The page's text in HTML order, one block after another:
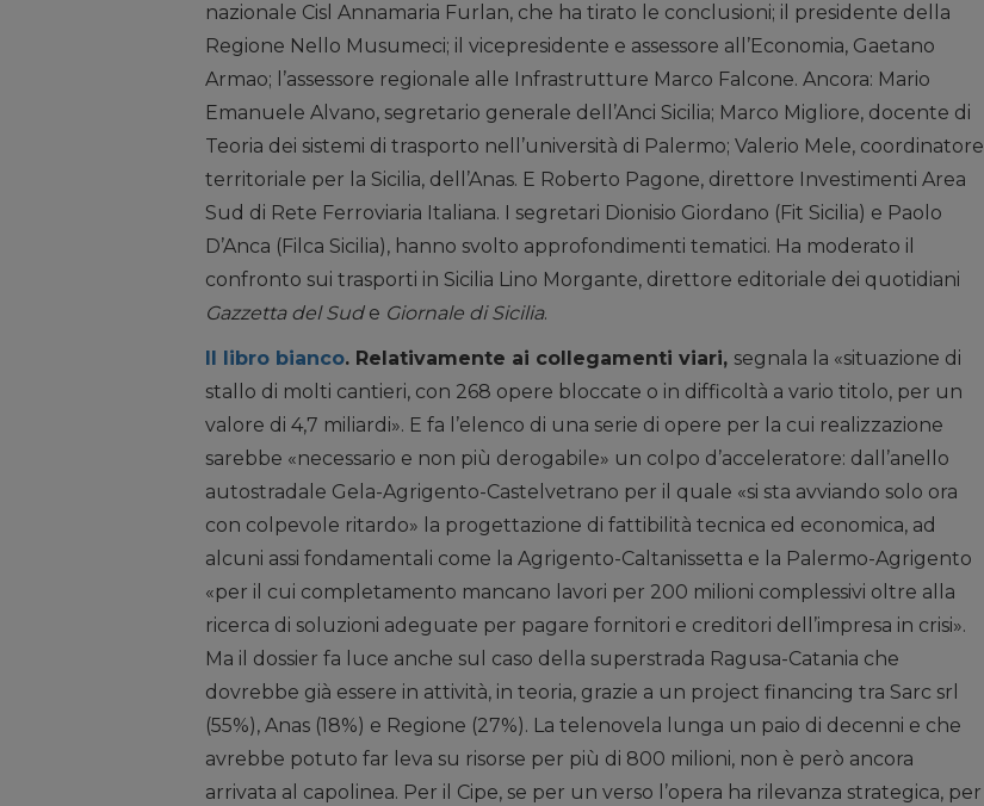
nazionale Cisl Annamaria Furlan, che ha tirato le conclusioni; il presidente della
Regione Nello Musumeci; il vicepresidente e assessore all’Economia, Gaetano
Armao; l’assessore regionale alle Infrastrutture Marco Falcone. Ancora: Mario
Emanuele Alvano, segretario generale dell’Anci Sicilia; Marco Migliore, docente di
Teoria dei sistemi di trasporto nell’università di Palermo; Valerio Mele, coordinatore
territoriale per la Sicilia, dell’Anas. E Roberto Pagone, direttore Investimenti Area
Sud di Rete Ferroviaria Italiana. I segretari Dionisio Giordano (Fit Sicilia) e Paolo
D’Anca (Filca Sicilia), hanno svolto approfondimenti tematici. Ha moderato il
confronto sui trasporti in Sicilia Lino Morgante, direttore editoriale dei quotidiani
Gazzetta del Sude Giornale di Sicilia.
Il libro bianco. Relativamente ai collegamenti viari, segnala la «situazione di
stallo di molti cantieri, con 268 opere bloccate o in difficoltà a vario titolo, per un
valore di 4,7 miliardi». E fa l’elenco di una serie di opere per la cui realizzazione
sarebbe «necessario e non più derogabile» un colpo d’acceleratore: dall’anello
autostradale Gela-Agrigento-Castelvetrano per il quale «si sta avviando solo ora
con colpevole ritardo» la progettazione di fattibilità tecnica ed economica, ad
alcuni assi fondamentali come la Agrigento-Caltanissetta e la Palermo-Agrigento
«per il cui completamento mancano lavori per 200 milioni complessivi oltre alla
ricerca di soluzioni adeguate per pagare fornitori e creditori dell’impresa in crisi».
Ma il dossier fa luce anche sul caso della superstrada Ragusa-Catania che
dovrebbe già essere in attività, in teoria, grazie a un project financing tra Sarc srl
(55%), Anas (18%) e Regione (27%). La telenovela lunga un paio di decenni e che
avrebbe potuto far leva su risorse per più di 800 milioni, non è però ancora
arrivata al capolinea. Per il Cipe, se per un verso l’opera ha rilevanza strategica, per